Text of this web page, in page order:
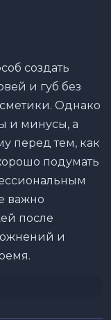
создать
и губ без
Однако
и минусы, а
перед тем, как
подумать
важно
после
и